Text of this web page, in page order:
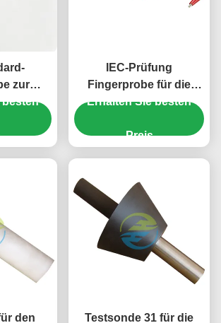
zur
des
besten
IEC-Prüfung
Fingerprobe für die
mechanische Festigkeit
Haushaltsgeräten
Erhalten Sie besten
Preis
den
Testsonde 31 für die